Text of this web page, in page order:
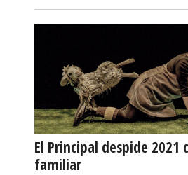
El Principal despide 2021
familiar